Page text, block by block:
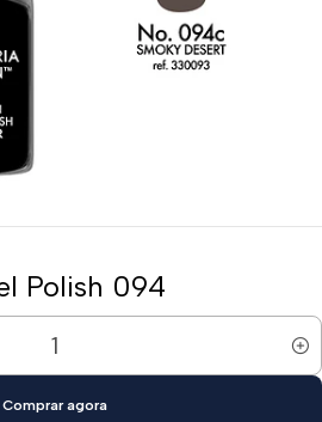
Polish 094
Comprar agora